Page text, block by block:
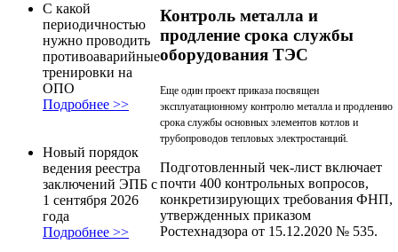
С какой
периодичностью
нужно проводить
противоаварийные
тренировки на
ОПО
Подробнее >>
Новый порядок
ведения реестра
заключений ЭПБ с
1 сентября 2026
года
Подробнее >>
Контроль металла и
продление срока службы
оборудования ТЭС
Еще один проект приказа посвящен
эксплуатационному контролю металла и продлению
срока службы основных элементов котлов и
трубопроводов тепловых электростанций.
Подготовленный чек-лист включает
почти 400 контрольных вопросов,
конкретизирующих требования ФНП,
утвержденных приказом
Ростехнадзора от 15.12.2020 № 535.